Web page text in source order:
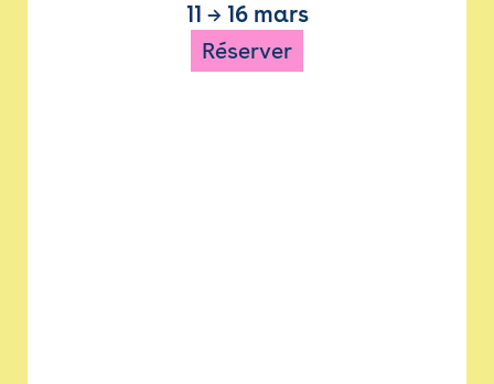
11 → 16 mars
Réserver